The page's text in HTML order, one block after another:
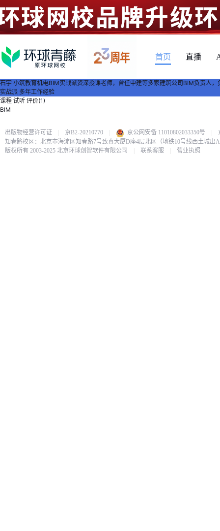
首页 直播
石宇 小筑教育机电BIM实战派资深授课老师，曾任中建等多家建筑公司BIM负责人
实战派 多年工作经验
课程 试听 评价(1)
BIM
出版物经营许可证 京B2-20210770 京公网安备 11010802033350号
知春路校区：北京市海淀区知春路7号致真大厦D座4层北区（地铁10号线西土城出
版权所有 2003-2025 北京环球创智软件有限公司
联系客服 营业执照